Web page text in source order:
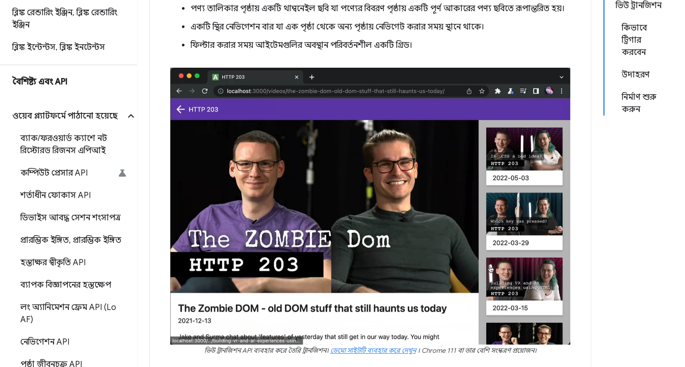
ব্লিঙ্ক রেন্ডারিং ইঞ্জিন, ব্লিঙ্ক রেন্ডারিং
ইঞ্জিন
ব্লিঙ্ক ইন্টেন্টস, ব্লিঙ্ক ইনটেন্টস
বৈশিষ্ট্য এবং API
ওয়েব প্ল্যাটফর্মে পাঠানো হয়েছে
ব্যাক/ফরওয়ার্ড ক্যাশে নট
রিস্টোরড রিজনস এপিআই
কম্পিউট প্রেসার API
শর্তাধীন ফোকাস API
ডিভাইস আবদ্ধ সেশন শংসাপত্র
প্রারম্ভিক ইঙ্গিত, প্রারম্ভিক ইঙ্গিত
হস্তাক্ষর স্বীকৃতি API
ব্যাপক বিজ্ঞাপনের হস্তক্ষেপ
লং অ্যানিমেশন ফ্রেম API (Lo
AF)
নেভিগেশন API
পৃষ্ঠা জীবনচক্র API
ভিউ ট্রানজিশন
কিভাবে
ট্রিগার
করবেন
উদাহরণ
নির্মাণ শুরু
করুন
পণ্য তালিকার পৃষ্ঠায় একটি থাম্বনেইল ছবি যা পণ্যের বিবরণ পৃষ্ঠায় একটি পূর্ণ আকারের পণ্য ছবিতে রূপান্তরিত হয়।
একটি স্থির নেভিগেশন বার যা এক পৃষ্ঠা থেকে অন্য পৃষ্ঠায় নেভিগেট করার সময় স্থানে থাকে।
ফিল্টার করার সময় আইটেমগুলির অবস্থান পরিবর্তনশীল একটি গ্রিড।
ভিউ ট্রানজিশন API ব্যবহার করে তৈরি ট্রানজিশন।ডেমো সাইটটি ব্যবহার করে দেখুন। Chrome 111 বা তার বেশি সংস্করণ প্রয়োজন।